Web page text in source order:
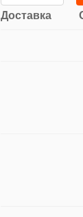
Доставка